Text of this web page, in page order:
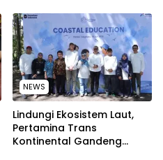
Nasional 2026
NEWS
Lindungi Ekosistem Laut,
Pertamina Trans
Kontinental Gandeng